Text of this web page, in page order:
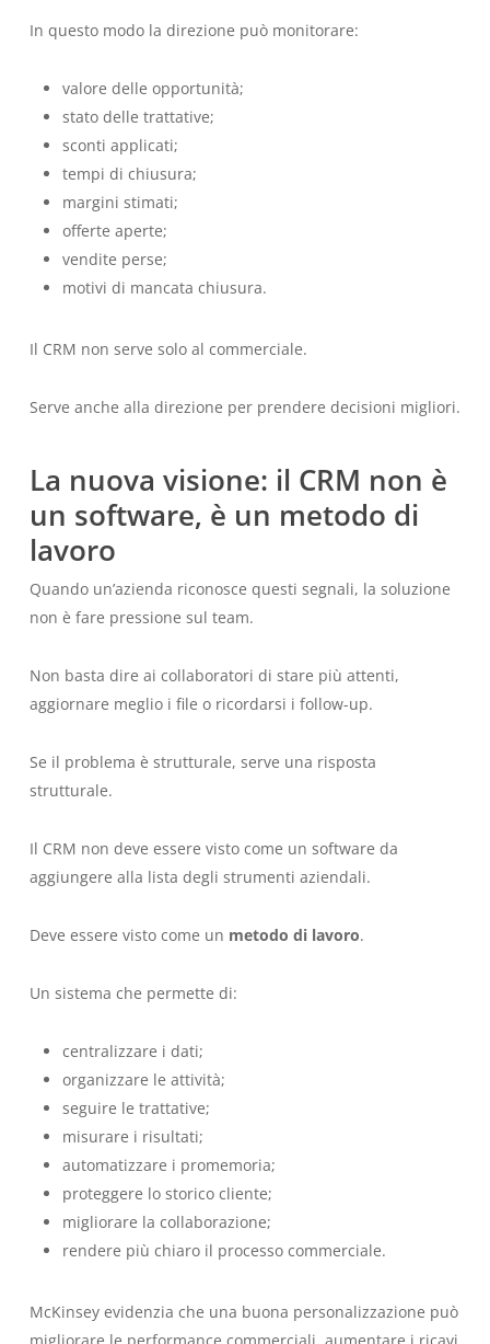
In questo modo la direzione può monitorare:
valore delle opportunità;
stato delle trattative;
sconti applicati;
tempi di chiusura;
margini stimati;
offerte aperte;
vendite perse;
motivi di mancata chiusura.
Il CRM non serve solo al commerciale.
Serve anche alla direzione per prendere decisioni migliori.
La nuova visione: il CRM non è
un software, è un metodo di
lavoro
Quando un’azienda riconosce questi segnali, la soluzione
non è fare pressione sul team.
Non basta dire ai collaboratori di stare più attenti,
aggiornare meglio i file o ricordarsi i follow-up.
Se il problema è strutturale, serve una risposta
strutturale.
Il CRM non deve essere visto come un software da
aggiungere alla lista degli strumenti aziendali.
Deve essere visto come un metodo di lavoro.
Un sistema che permette di:
centralizzare i dati;
organizzare le attività;
seguire le trattative;
misurare i risultati;
automatizzare i promemoria;
proteggere lo storico cliente;
migliorare la collaborazione;
rendere più chiaro il processo commerciale.
McKinsey evidenzia che una buona personalizzazione può